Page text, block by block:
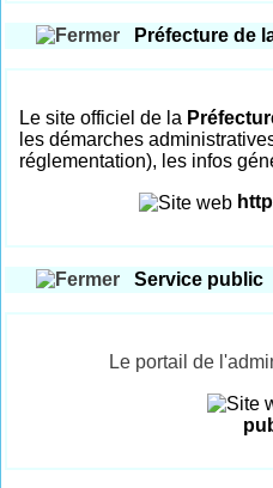
Préfecture de
Le site officiel de la
les démarches
réglementation), les infos
Service public
Le portail de